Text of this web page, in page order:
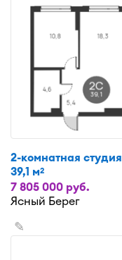
2-комнатная студия
39,1 м2
7 805 000 руб.
Ясный Берег
✎